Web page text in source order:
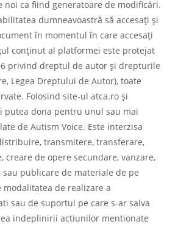
noi ca fiind generatoare de modificări.
dumneavoastră să accesaţi şi
în momentul în care accesaţi
conţinut al platformei este protejat
privind dreptul de autor şi drepturile
Legea Dreptului de Autor), toate
Folosind site-ul atca.ro şi
putea dona pentru unul sau mai
de Autism Voice. Este interzisa
transmitere, transferare,
creare de opere secundare, vanzare,
publicare de materiale de pe
de realizare a
sau de suportul pe care s-ar salva
indeplinirii actiunilor mentionate